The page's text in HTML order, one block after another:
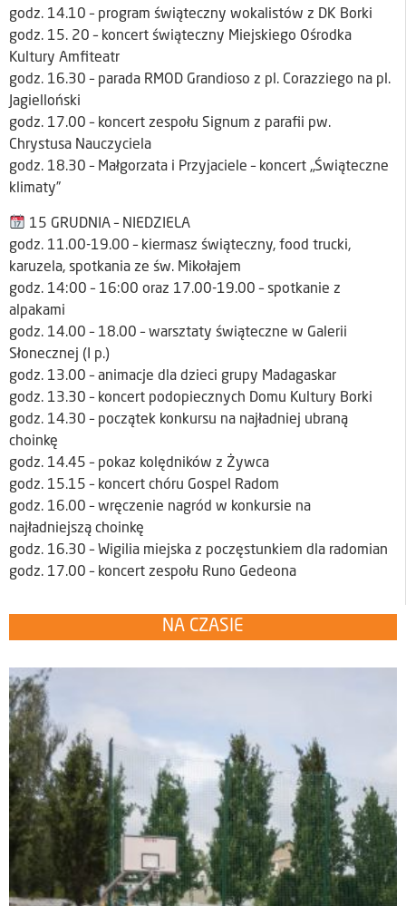
godz. 14.10 – program świąteczny wokalistów z DK Borki
godz. 15. 20 – koncert świąteczny Miejskiego Ośrodka
Kultury Amfiteatr
godz. 16.30 – parada RMOD Grandioso z pl. Corazziego na pl.
Jagielloński
godz. 17.00 – koncert zespołu Signum z parafii pw.
Chrystusa Nauczyciela
godz. 18.30 – Małgorzata i Przyjaciele – koncert „Świąteczne
klimaty”
15 GRUDNIA – NIEDZIELA
godz. 11.00-19.00 – kiermasz świąteczny, food trucki,
karuzela, spotkania ze św. Mikołajem
godz. 14:00 – 16:00 oraz 17.00-19.00 – spotkanie z
alpakami
godz. 14.00 – 18.00 – warsztaty świąteczne w Galerii
Słonecznej (I p.)
godz. 13.00 – animacje dla dzieci grupy Madagaskar
godz. 13.30 – koncert podopiecznych Domu Kultury Borki
godz. 14.30 – początek konkursu na najładniej ubraną
choinkę
godz. 14.45 – pokaz kolędników z Żywca
godz. 15.15 – koncert chóru Gospel Radom
godz. 16.00 – wręczenie nagród w konkursie na
najładniejszą choinkę
godz. 16.30 – Wigilia miejska z poczęstunkiem dla radomian
godz. 17.00 – koncert zespołu Runo Gedeona
NA CZASIE